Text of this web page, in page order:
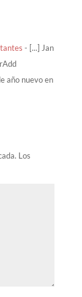
- [...] Jan
año nuevo en
Los